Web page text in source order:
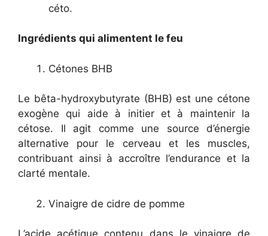
céto.
Ingrédients qui alimentent le feu
Cétones BHB
Le bêta-hydroxybutyrate (BHB) est une cétone
exogène qui aide à initier et à maintenir la
cétose. Il agit comme une source d’énergie
alternative pour le cerveau et les muscles,
contribuant ainsi à accroître l’endurance et la
clarté mentale.
Vinaigre de cidre de pomme